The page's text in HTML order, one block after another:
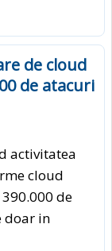
de cloud
de atacuri
activitatea
cloud
de
doar in